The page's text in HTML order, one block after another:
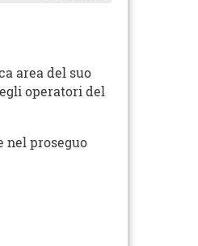
area del suo
operatori del
nel proseguo